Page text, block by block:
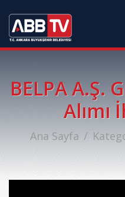
BELPA A.Ş.
Alımı
Ana Sayfa